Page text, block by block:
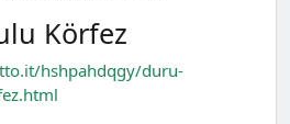
Körfez
hshpahdqgy/duru-